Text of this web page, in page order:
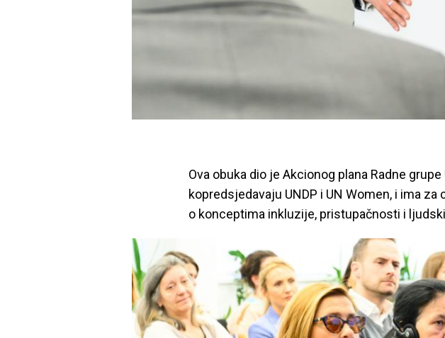
Ova obuka dio je Akcionog plana Radne
kopredsjedavaju UNDP i UN Women, i ima
o konceptima inkluzije, pristupačnosti i